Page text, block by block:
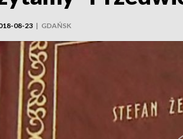
08-23 | GDAŃSK